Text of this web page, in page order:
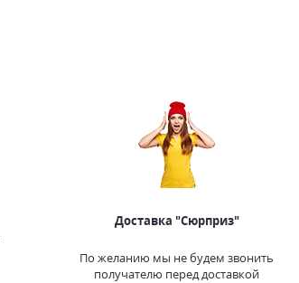
Доставка "Сюрприз"
По желанию мы не будем звонить
получателю перед доставкой